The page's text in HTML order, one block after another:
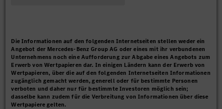
Die Informationen auf den folgenden Internetseiten stellen weder ein
Angebot der Mercedes-Benz Group AG oder eines mit ihr verbundenen
Unternehmens noch eine Aufforderung zur Abgabe eines Angebots zum
Erwerb von Wertpapieren dar. In einigen Ländern kann der Erwerb von
Wertpapieren, über die auf den folgenden Internetseiten Informationen
zugänglich gemacht werden, generell oder für bestimmte Personen
verboten und daher nur für bestimmte Investoren möglich sein;
dasselbe kann zudem für die Verbreitung von Informationen über diese
Wertpapiere gelten.